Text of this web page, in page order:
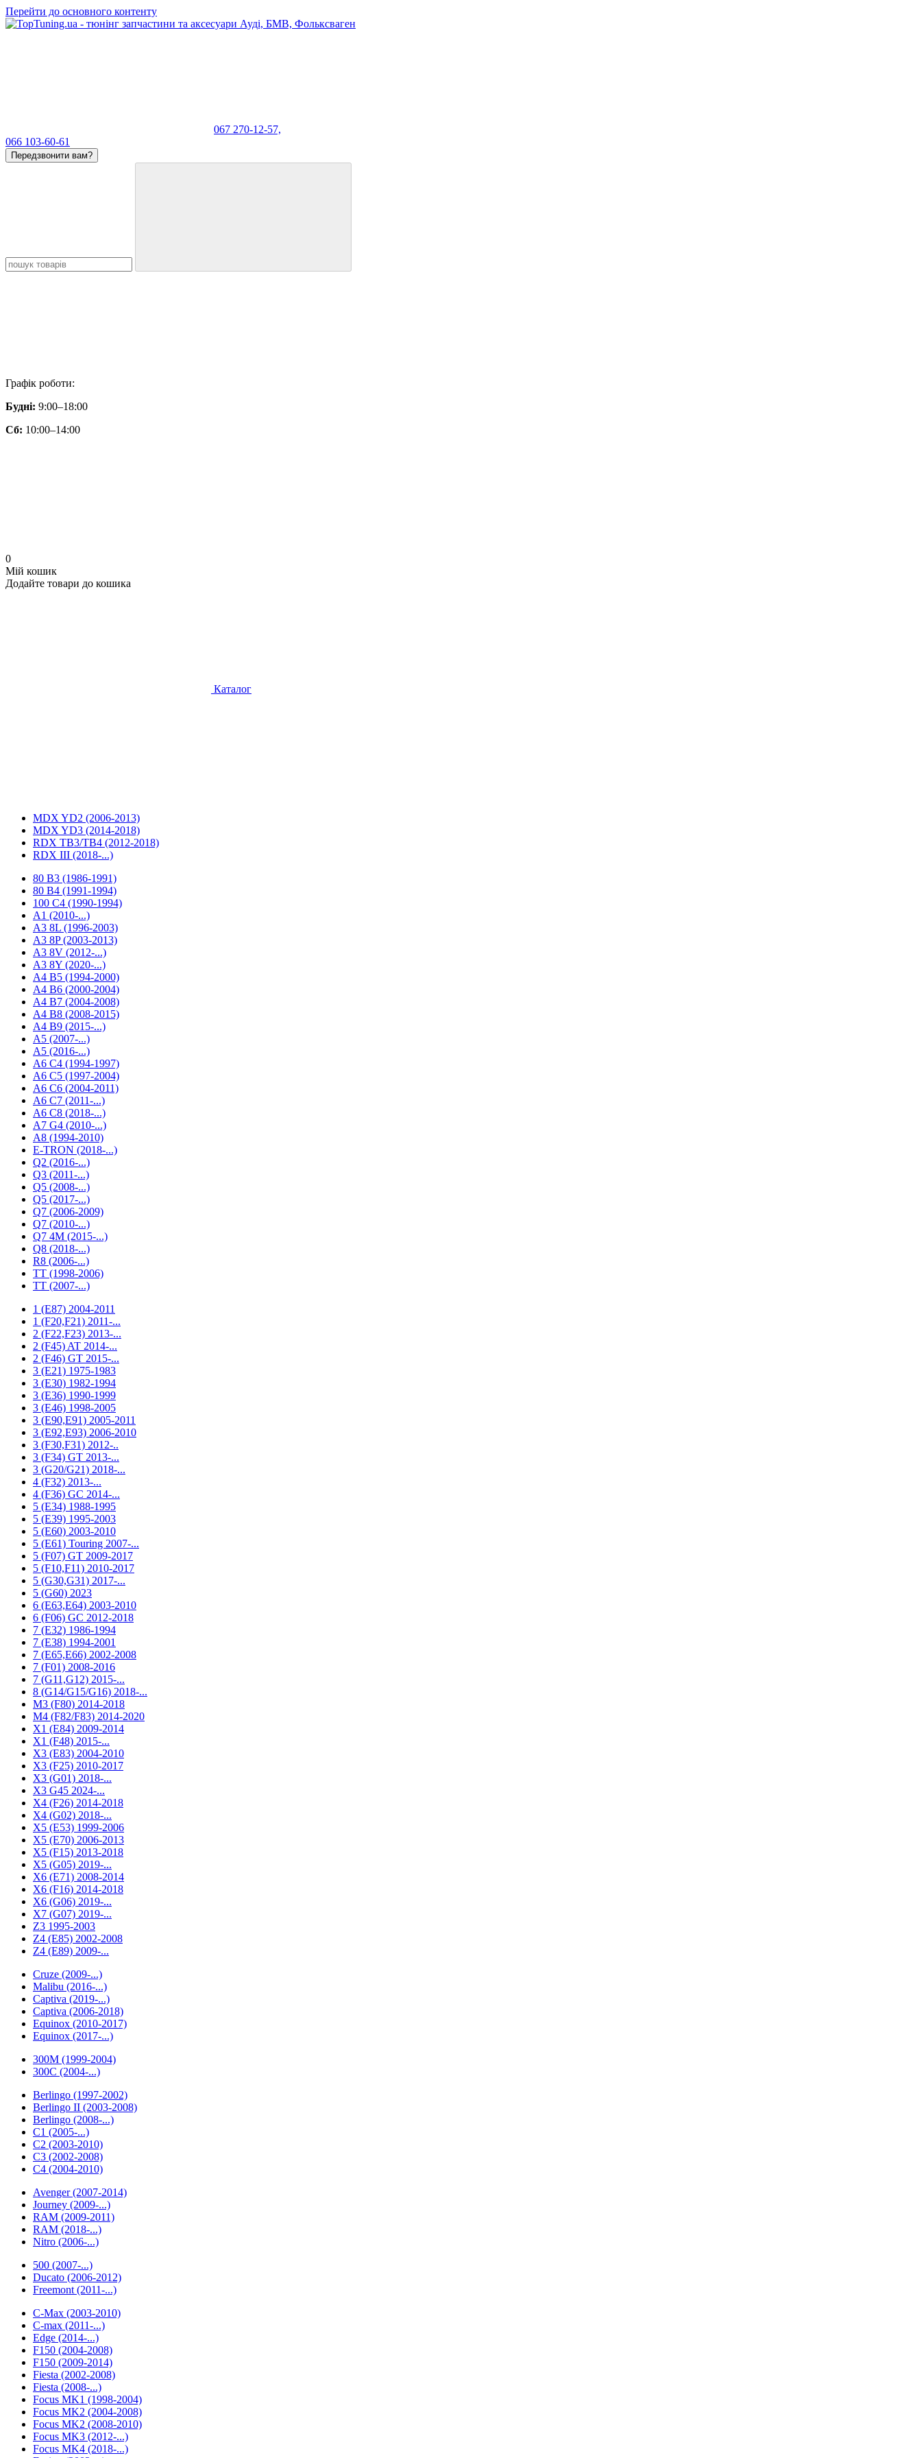
Перейти до основного контенту
067 270-12-57,
066 103-60-61
Передзвонити вам?
Графік роботи:
Будні: 9:00–18:00
Сб: 10:00–14:00
0
Мій кошик
Додайте товари до кошика
Каталог
MDX YD2 (2006-2013)
MDX YD3 (2014-2018)
RDX ТВ3/TB4 (2012-2018)
RDX III (2018-...)
80 B3 (1986-1991)
80 B4 (1991-1994)
100 C4 (1990-1994)
A1 (2010-...)
A3 8L (1996-2003)
A3 8P (2003-2013)
A3 8V (2012-...)
A3 8Y (2020-...)
A4 B5 (1994-2000)
A4 B6 (2000-2004)
A4 B7 (2004-2008)
A4 B8 (2008-2015)
A4 B9 (2015-...)
A5 (2007-...)
A5 (2016-...)
A6 C4 (1994-1997)
A6 C5 (1997-2004)
A6 C6 (2004-2011)
А6 С7 (2011-...)
А6 С8 (2018-...)
A7 G4 (2010-...)
A8 (1994-2010)
E-TRON (2018-...)
Q2 (2016-...)
Q3 (2011-...)
Q5 (2008-...)
Q5 (2017-...)
Q7 (2006-2009)
Q7 (2010-...)
Q7 4M (2015-...)
Q8 (2018-...)
R8 (2006-...)
TT (1998-2006)
TT (2007-...)
1 (E87) 2004-2011
1 (F20,F21) 2011-...
2 (F22,F23) 2013-...
2 (F45) AT 2014-...
2 (F46) GT 2015-...
3 (E21) 1975-1983
3 (E30) 1982-1994
3 (E36) 1990-1999
3 (E46) 1998-2005
3 (E90,E91) 2005-2011
3 (E92,E93) 2006-2010
3 (F30,F31) 2012-..
3 (F34) GT 2013-...
3 (G20/G21) 2018-...
4 (F32) 2013-...
4 (F36) GC 2014-...
5 (E34) 1988-1995
5 (E39) 1995-2003
5 (E60) 2003-2010
5 (E61) Touring 2007-...
5 (F07) GT 2009-2017
5 (F10,F11) 2010-2017
5 (G30,G31) 2017-...
5 (G60) 2023
6 (Е63,Е64) 2003-2010
6 (F06) GC 2012-2018
7 (E32) 1986-1994
7 (E38) 1994-2001
7 (E65,Е66) 2002-2008
7 (F01) 2008-2016
7 (G11,G12) 2015-...
8 (G14/G15/G16) 2018-...
M3 (F80) 2014-2018
M4 (F82/F83) 2014-2020
X1 (E84) 2009-2014
X1 (F48) 2015-...
X3 (E83) 2004-2010
X3 (F25) 2010-2017
X3 (G01) 2018-...
X3 G45 2024-...
X4 (F26) 2014-2018
X4 (G02) 2018-...
X5 (E53) 1999-2006
X5 (E70) 2006-2013
X5 (F15) 2013-2018
X5 (G05) 2019-...
X6 (E71) 2008-2014
X6 (F16) 2014-2018
X6 (G06) 2019-...
X7 (G07) 2019-...
Z3 1995-2003
Z4 (E85) 2002-2008
Z4 (E89) 2009-...
Cruze (2009-...)
Malibu (2016-...)
Captiva (2019-...)
Captiva (2006-2018)
Equinox (2010-2017)
Equinox (2017-...)
300M (1999-2004)
300C (2004-...)
Berlingo (1997-2002)
Berlingo II (2003-2008)
Berlingo (2008-...)
C1 (2005-...)
C2 (2003-2010)
C3 (2002-2008)
C4 (2004-2010)
Avenger (2007-2014)
Journey (2009-...)
RAM (2009-2011)
RAM (2018-...)
Nitro (2006-...)
500 (2007-...)
Ducato (2006-2012)
Freemont (2011-...)
C-Max (2003-2010)
C-max (2011-...)
Edge (2014-...)
F150 (2004-2008)
F150 (2009-2014)
Fiesta (2002-2008)
Fiesta (2008-...)
Focus MK1 (1998-2004)
Focus MK2 (2004-2008)
Focus MK2 (2008-2010)
Focus MK3 (2012-...)
Focus MK4 (2018-...)